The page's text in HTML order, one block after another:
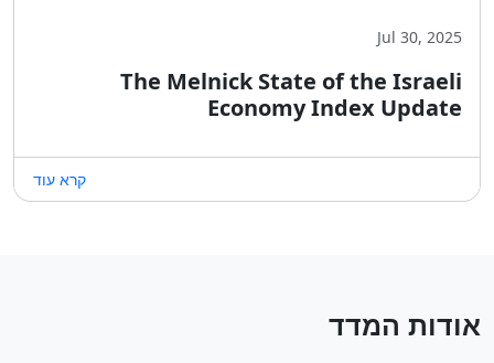
Jul 30, 2025
The Melnick State of the Israeli
Economy Index Update
קרא עוד
אודות המדד